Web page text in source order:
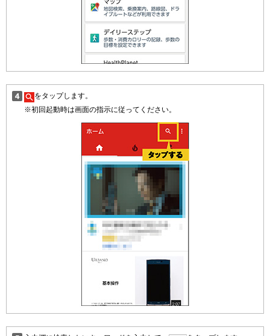
をタップします。
※初回起動時は画面の指示に従ってください。